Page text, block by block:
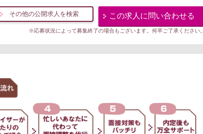
その他の公開求人を検索 この求人に問い合わせる
※応募状況によって募集終了の場合もございます。何卒ご了承ください。